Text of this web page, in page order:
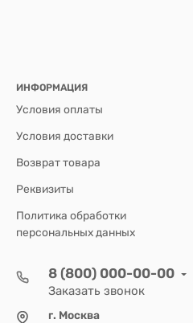
ИНФОРМАЦИЯ
Условия оплаты
Условия доставки
Возврат товара
Реквизиты
Политика обработки
персональных данных
8 (800) 000-00-00
Заказать звонок
г. Москва